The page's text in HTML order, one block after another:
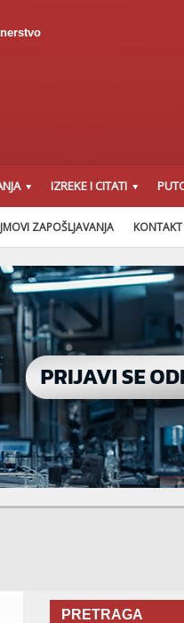
IZREKE I CITATI
ZAPOŠLJAVANJA KONTAKT
PRETRAGA